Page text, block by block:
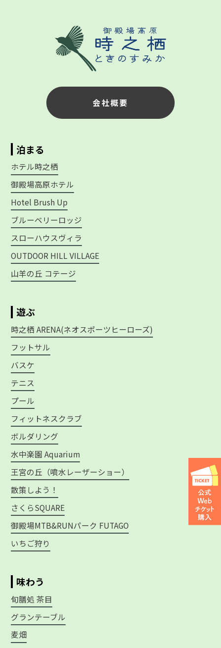
会社概要
泊まる
ホテル時之栖
御殿場高原ホテル
Hotel Brush Up
ブルーベリーロッジ
スローハウスヴィラ
OUTDOOR HILL VILLAGE
山羊の丘 コテージ
遊ぶ
時之栖 ARENA(ネオスポーツヒーローズ)
フットサル
バスケ
テニス
プール
フィットネスクラブ
ボルダリング
水中楽園 Aquarium
王宮の丘（噴水レーザーショー）
散策しよう！
さくらSQUARE
御殿場MTB&RUNパーク FUTAGO
いちご狩り
味わう
旬膳処 茶目
グランテーブル
麦畑